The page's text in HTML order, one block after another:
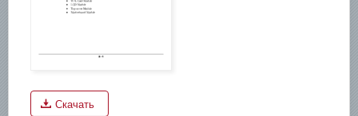
Скачать